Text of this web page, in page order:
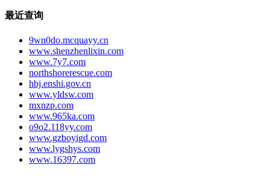
最近查询
9wn0do.mcquayy.cn
www.shenzhenlixin.com
www.7y7.com
northshorerescue.com
hbj.enshi.gov.cn
www.yldsw.com
mxnzp.com
www.965ka.com
o9o2.118yy.com
www.gzboyigd.com
www.lygshys.com
www.16397.com